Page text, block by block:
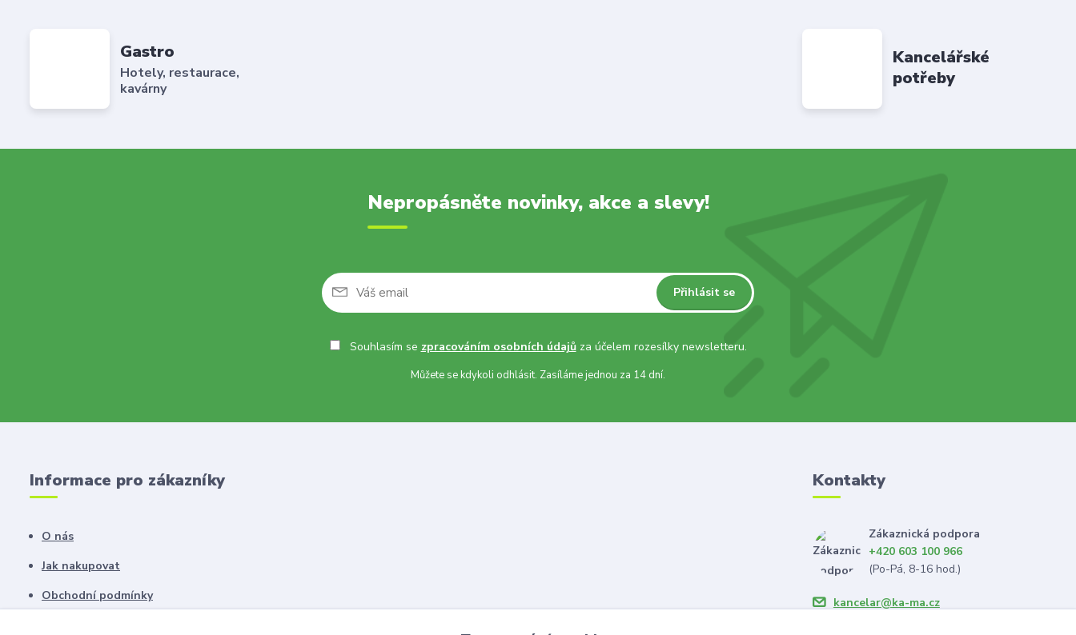
Gastro
Hotely, restaurace,
kavárny
Kancelářské
potřeby
Nepropásněte novinky, akce a slevy!
Přihlásit se
Souhlasím se zpracováním osobních údajůza účelem rozesílky newsletteru.
Můžete se kdykoli odhlásit. Zasíláme jednou za 14 dní.
Informace pro zákazníky
O nás
Jak nakupovat
Obchodní podmínky
Kontakty
Zákaznická podpora
+420 603 100 966
(Po-Pá, 8-16 hod.)
kancelar@ka-ma.cz